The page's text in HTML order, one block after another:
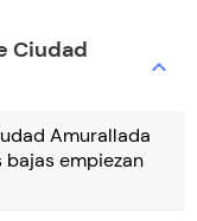
Ciudad
expand_more
Amurallada
bajas empiezan